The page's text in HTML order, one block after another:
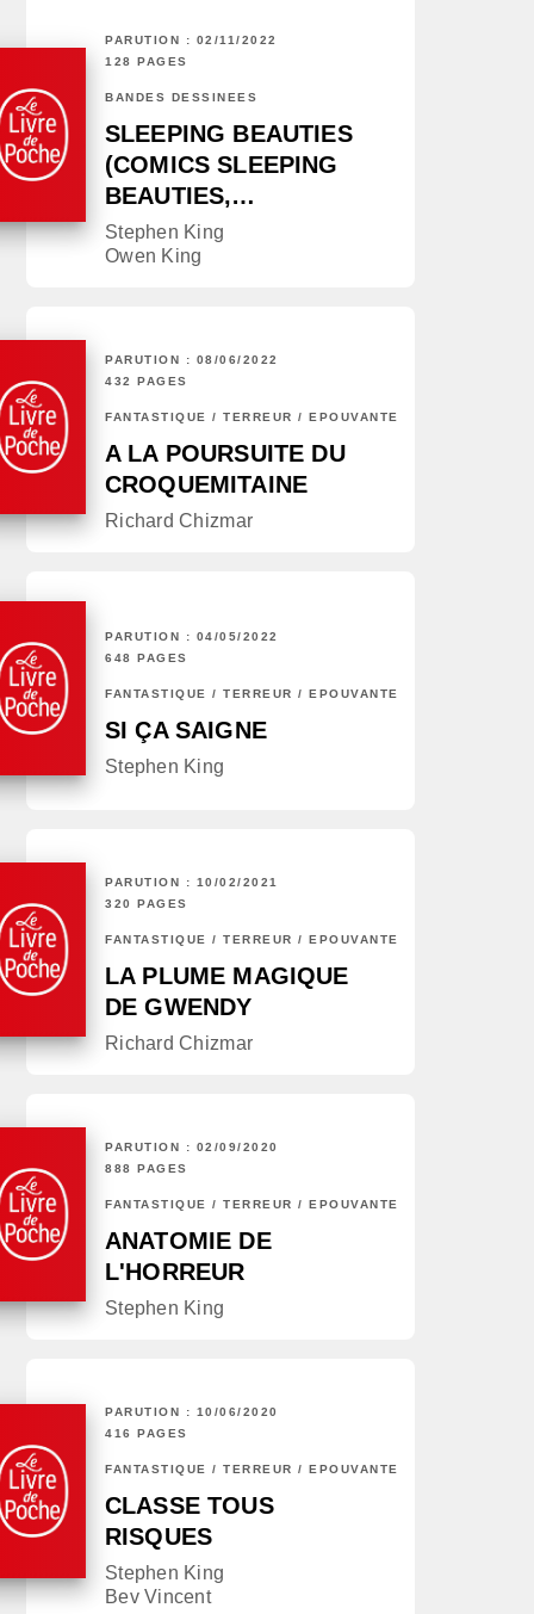
PARUTION : 02/11/2022
128 PAGES
BANDES DESSINÉES
SLEEPING BEAUTIES
(COMICS SLEEPING
BEAUTIES,…
Stephen King
Owen King
PARUTION : 08/06/2022
432 PAGES
FANTASTIQUE / TERREUR / EPOUVANTE
A LA POURSUITE DU
CROQUEMITAINE
Richard Chizmar
PARUTION : 04/05/2022
648 PAGES
FANTASTIQUE / TERREUR / EPOUVANTE
SI ÇA SAIGNE
Stephen King
PARUTION : 10/02/2021
320 PAGES
FANTASTIQUE / TERREUR / EPOUVANTE
LA PLUME MAGIQUE
DE GWENDY
Richard Chizmar
PARUTION : 02/09/2020
888 PAGES
FANTASTIQUE / TERREUR / EPOUVANTE
ANATOMIE DE
L'HORREUR
Stephen King
PARUTION : 10/06/2020
416 PAGES
FANTASTIQUE / TERREUR / EPOUVANTE
CLASSE TOUS
RISQUES
Stephen King
Bev Vincent